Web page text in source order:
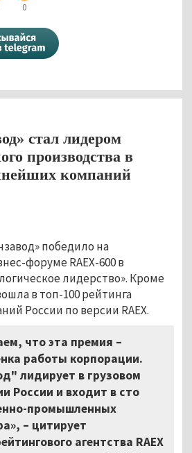
0
стал лидером
производства в
компаний
победило на
форуме RAEX-600 в
лидерство». Кроме
в топ-100 рейтинга
России по версии RAEX.
что эта премия –
работы корпорации.
лидирует в грузовом
России и входит в сто
промышленных
– цитирует
агентства RAEХ